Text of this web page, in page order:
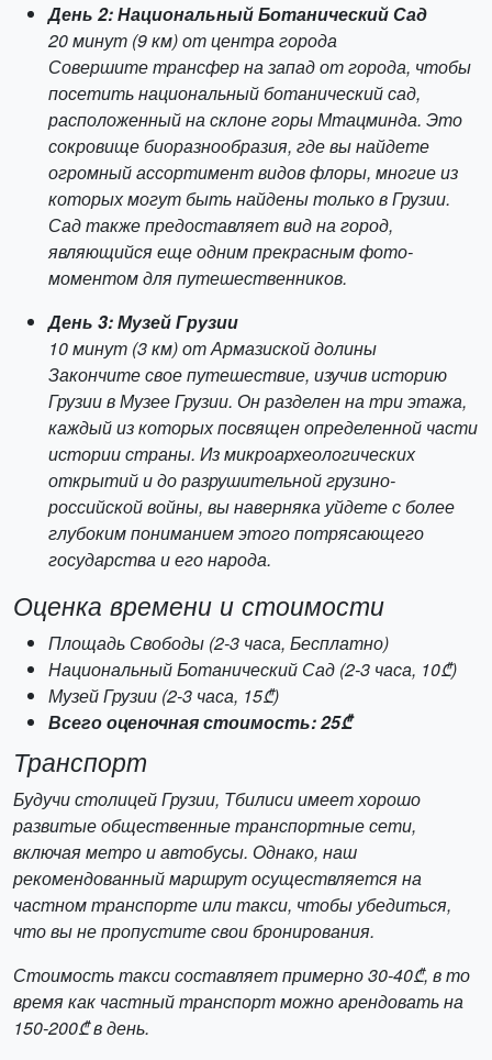
День 2: Национальный Ботанический Сад
20 минут (9 км) от центра города
Совершите трансфер на запад от города, чтобы
посетить национальный ботанический сад,
расположенный на склоне горы Мтацминда. Это
сокровище биоразнообразия, где вы найдете
огромный ассортимент видов флоры, многие из
которых могут быть найдены только в Грузии.
Сад также предоставляет вид на город,
являющийся еще одним прекрасным фото-
моментом для путешественников.
День 3: Музей Грузии
10 минут (3 км) от Армазиской долины
Закончите свое путешествие, изучив историю
Грузии в Музее Грузии. Он разделен на три этажа,
каждый из которых посвящен определенной части
истории страны. Из микроархеологических
открытий и до разрушительной грузино-
российской войны, вы наверняка уйдете с более
глубоким пониманием этого потрясающего
государства и его народа.
Оценка времени и стоимости
Площадь Свободы (2-3 часа, Бесплатно)
Национальный Ботанический Сад (2-3 часа, 10₾)
Музей Грузии (2-3 часа, 15₾)
Всего оценочная стоимость: 25₾
Транспорт
Будучи столицей Грузии, Тбилиси имеет хорошо
развитые общественные транспортные сети,
включая метро и автобусы. Однако, наш
рекомендованный маршрут осуществляется на
частном транспорте или такси, чтобы убедиться,
что вы не пропустите свои бронирования.
Стоимость такси составляет примерно 30-40₾, в то
время как частный транспорт можно арендовать на
150-200₾ в день.